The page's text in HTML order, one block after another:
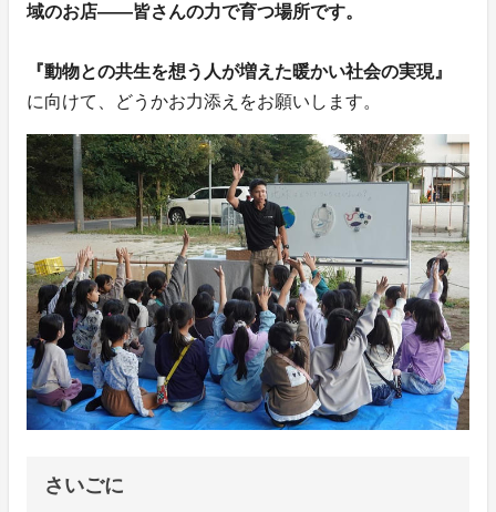
域のお店——皆さんの力で育つ場所です。
『動物との共生を想う人が増えた暖かい社会の実現』
に向けて、どうかお力添えをお願いします。
さいごに